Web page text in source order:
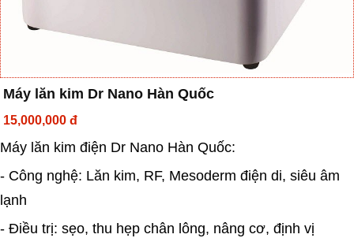
Máy lăn kim Dr Nano Hàn Quốc
15,000,000 đ
Máy lăn kim điện Dr Nano Hàn Quốc:
- Công nghệ: Lăn kim, RF, Mesoderm điện di, siêu âm
lạnh
- Điều trị: sẹo, thu hẹp chân lông, nâng cơ, định vị